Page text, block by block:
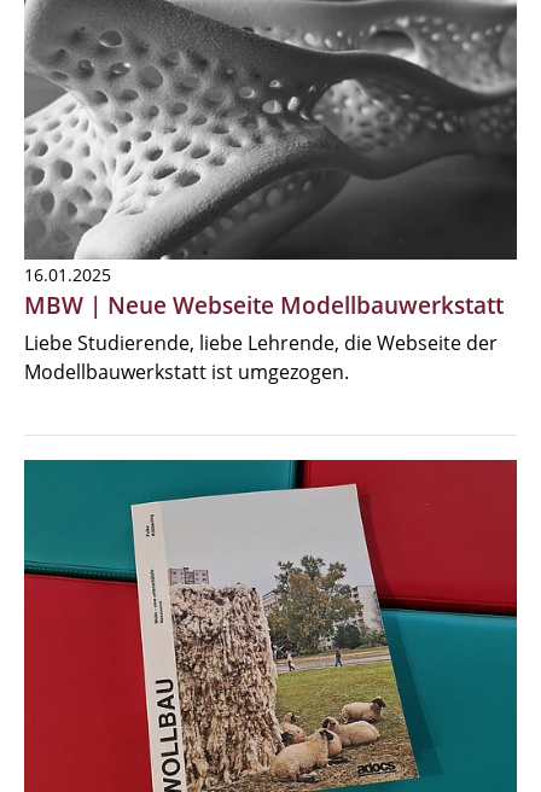
16.01.2025
MBW | Neue Webseite Modellbauwerkstatt
Liebe Studierende, liebe Lehrende, die Webseite der
Modellbauwerkstatt ist umgezogen.